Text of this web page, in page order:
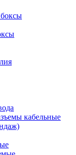
кабельные